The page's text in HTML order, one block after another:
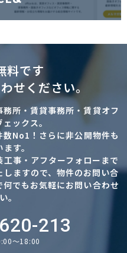
料です
せください。
所・賃貸事務所・賃貸オフ
ックス。
No1！さらに非公開物件も
す。
事・アフターフォローまで
ますので、物件のお問い合
でもお気軽にお問い合わせ
。
213
～18:00